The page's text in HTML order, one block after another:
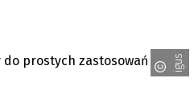
igus